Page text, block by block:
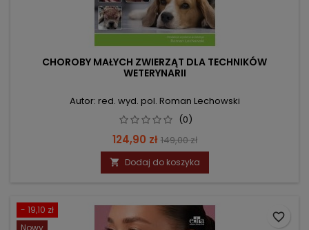
CHOROBY MAŁYCH ZWIERZĄT DLA TECHNIKÓW
WETERYNARII
Autor: red. wyd. pol. Roman Lechowski
(0)
Cena
124,90 zł Cena
podstawowa
149,00 zł
 Dodaj do koszyka
- 19,10 zł
favorite_border